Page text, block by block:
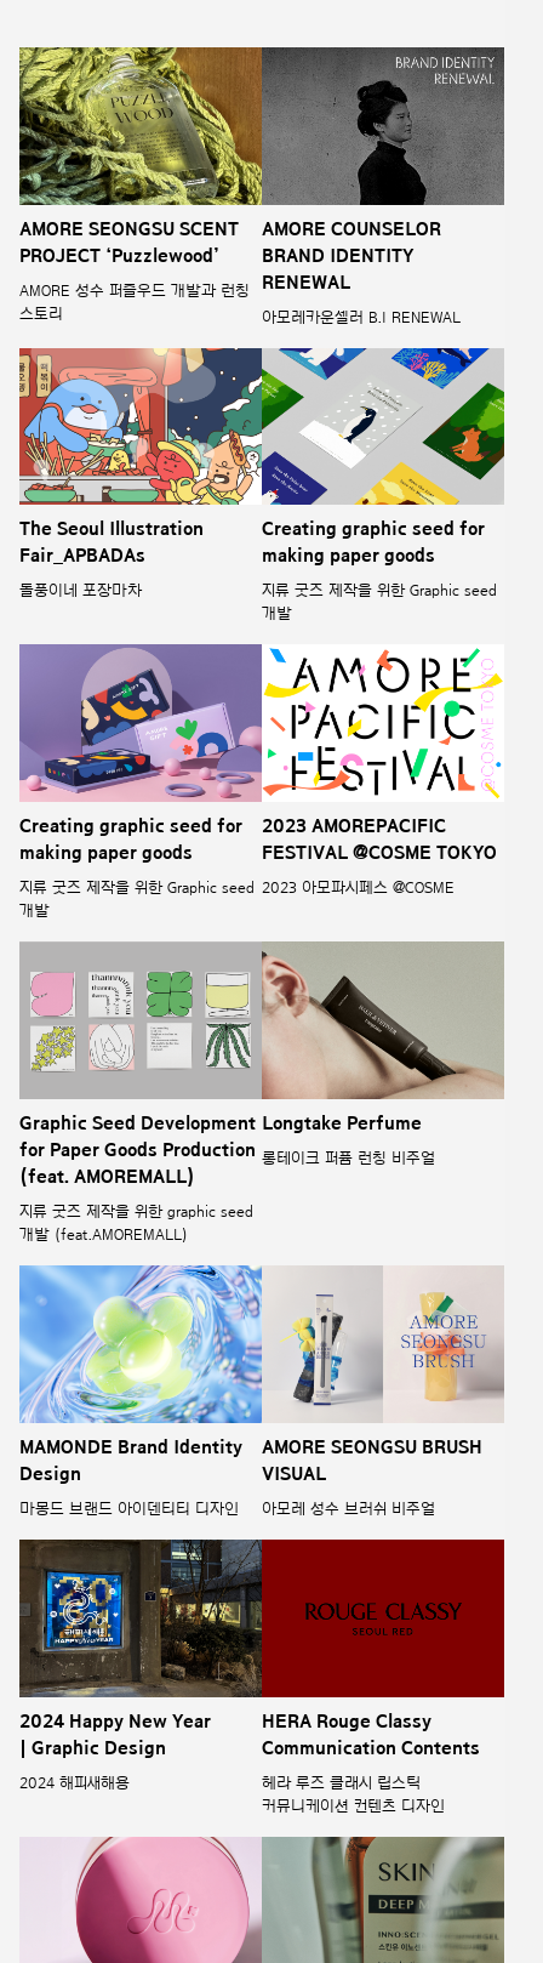
AMORE SEONGSU SCENT
PROJECT ‘Puzzlewood’
AMORE 성수 퍼즐우드 개발과 런칭
스토리
AMORE COUNSELOR
BRAND IDENTITY
RENEWAL
아모레카운셀러 B.I RENEWAL
The Seoul Illustration
Fair_APBADAs
돌풍이네 포장마차
Creating graphic seed for
making paper goods
지류 굿즈 제작을 위한 Graphic seed
개발
Creating graphic seed for
making paper goods
지류 굿즈 제작을 위한 Graphic seed
개발
2023 AMOREPACIFIC
FESTIVAL @COSME TOKYO
2023 아모파시페스 @COSME
Graphic Seed Development
for Paper Goods Production
(feat. AMOREMALL)
지류 굿즈 제작을 위한 graphic seed
개발 (feat.AMOREMALL)
Longtake Perfume
롱테이크 퍼퓸 런칭 비주얼
MAMONDE Brand Identity
Design
마몽드 브랜드 아이덴티티 디자인
AMORE SEONGSU BRUSH
VISUAL
아모레 성수 브러쉬 비주얼
2024 Happy New Year
| Graphic Design
2024 해피새해용
HERA Rouge Classy
Communication Contents
헤라 루즈 클래시 립스틱
커뮤니케이션 컨텐츠 디자인